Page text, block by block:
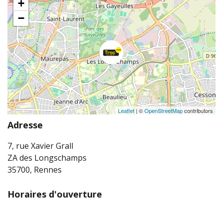
+
−
Leaflet| ©OpenStreetMapcontributors
Adresse
7, rue Xavier Grall
ZA des Longschamps
35700, Rennes
Horaires d'ouverture